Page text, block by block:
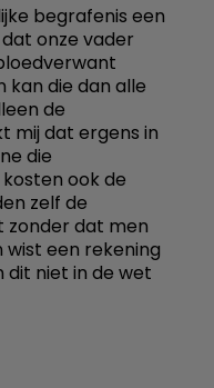
begrafenis een
onze vader
die dan alle
de
mij dat ergens in
die
ook de
zelf de
zonder dat men
een rekening
dit niet in de wet